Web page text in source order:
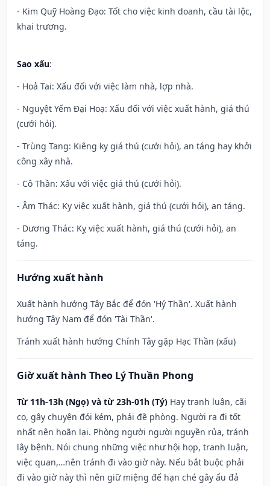
- Kim Quỹ Hoàng Đạo: Tốt cho việc kinh doanh, cầu tài lộc,
khai trương.
Sao xấu:
- Hoả Tai: Xấu đối với việc làm nhà, lợp nhà.
- Nguyệt Yếm Đại Hoạ: Xấu đối với việc xuất hành, giá thú
(cưới hỏi).
- Trùng Tang: Kiêng kỵ giá thú (cưới hỏi), an táng hay khởi
công xây nhà.
- Cô Thần: Xấu với việc giá thú (cưới hỏi).
- Âm Thác: Kỵ việc xuất hành, giá thú (cưới hỏi), an táng.
- Dương Thác: Kỵ việc xuất hành, giá thú (cưới hỏi), an
táng.
Hướng xuất hành
Xuất hành hướng Tây Bắc để đón 'Hỷ Thần'. Xuất hành
hướng Tây Nam để đón 'Tài Thần'.
Tránh xuất hành hướng Chính Tây gặp Hạc Thần (xấu)
Giờ xuất hành Theo Lý Thuần Phong
Từ 11h-13h (Ngọ) và từ 23h-01h (Tý) Hay tranh luận, cãi
cọ, gây chuyện đói kém, phải đề phòng. Người ra đi tốt
nhất nên hoãn lại. Phòng người người nguyền rủa, tránh
lây bệnh. Nói chung những việc như hội họp, tranh luận,
việc quan,…nên tránh đi vào giờ này. Nếu bắt buộc phải
đi vào giờ này thì nên giữ miệng để hạn ché gây ẩu đả